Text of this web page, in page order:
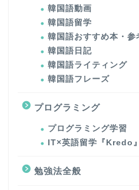
韓国語動画
韓国語留学
韓国語おすすめ本・参
韓国語日記
韓国語ライティング
韓国語フレーズ
プログラミング
プログラミング学習
IT×英語留学『Kredo』
勉強法全般